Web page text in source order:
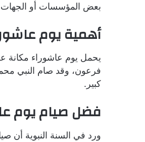
بعض المؤسسات أو الجهات
أهمية يوم
يحمل يوم عاشوراء مكانة
فرعون، وقد صام النبي
كبير.
فضل صيام يوم
ورد في السنة النبوية أن